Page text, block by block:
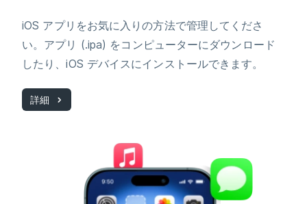
iOS アプリをお気に入りの方法で管理してくださ
い。アプリ (.ipa) をコンピューターにダウンロード
したり、iOS デバイスにインストールできます。
詳細